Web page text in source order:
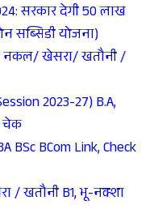
सरकार देगी 50 लाख
सब्सिडी योजना)
नकल/ खेसरा/ खतौनी /
2023-27) B.A,
चेक
BSc BCom Link, Check
/ खतौनी B1, भू-नक्शा